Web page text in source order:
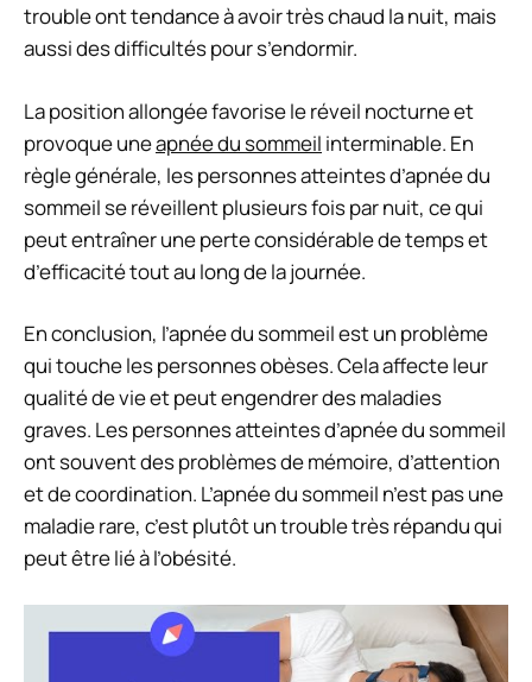
trouble ont tendance à avoir très chaud la nuit, mais
aussi des difficultés pour s’endormir.
La position allongée favorise le réveil nocturne et
provoque uneapnée du sommeil interminable. En
règle générale, les personnes atteintes d’apnée du
sommeil se réveillent plusieurs fois par nuit, ce qui
peut entraîner une perte considérable de temps et
d’efficacité tout au long de la journée.
En conclusion, l’apnée du sommeil est un problème
qui touche les personnes obèses. Cela affecte leur
qualité de vie et peut engendrer des maladies
graves. Les personnes atteintes d’apnée du sommeil
ont souvent des problèmes de mémoire, d’attention
et de coordination. L’apnée du sommeil n’est pas une
maladie rare, c’est plutôt un trouble très répandu qui
peut être lié à l’obésité.